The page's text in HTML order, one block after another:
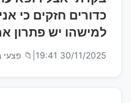
כדורים חזקים כי
למישהו יש פתרון
30/11/2025 19:41 📁 פצעי